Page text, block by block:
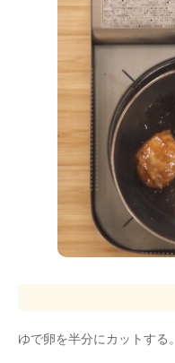
ゆで卵を半分にカットする。